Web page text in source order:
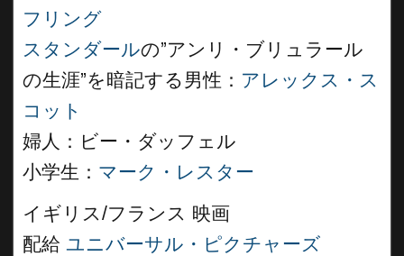
フリング
スタンダールの”アンリ・ブリュラール
の生涯”を暗記する男性： アレックス・ス
コット
婦人：ビー・ダッフェル
小学生： マーク・レスター
イギリス/フランス 映画
配給 ユニバーサル・ピクチャーズ